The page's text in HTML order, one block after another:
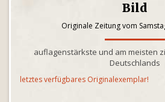
Bild
Originale Zeitung vom
auflagenstärkste und am meisten
Deutschlands
letztes verfügbares Originalexemplar!